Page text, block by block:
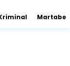
Martabe